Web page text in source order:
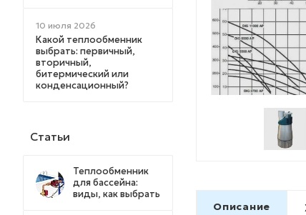
Описание
10 июля 2026
Какой теплообменник
выбрать: первичный,
вторичный,
битермический или
конденсационный?
Статьи
Теплообменник
для бассейна:
виды, как выбрать